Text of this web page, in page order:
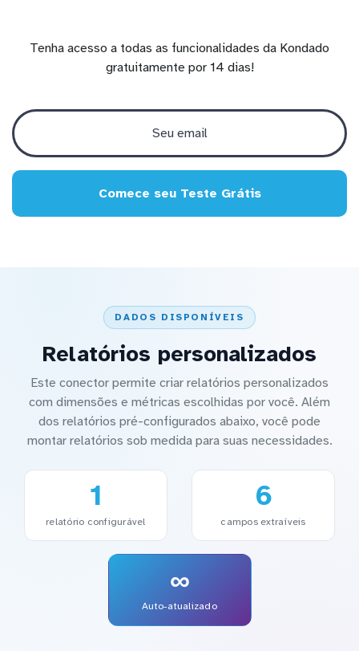
Tenha acesso a todas as funcionalidades da Kondado
gratuitamente por 14 dias!
Comece seu Teste Grátis
DADOS DISPONÍVEIS
Relatórios personalizados
Este conector permite criar relatórios personalizados
com dimensões e métricas escolhidas por você. Além
dos relatórios pré-configurados abaixo, você pode
montar relatórios sob medida para suas necessidades.
1
relatório configurável
6
campos extraíveis
∞
Auto-atualizado